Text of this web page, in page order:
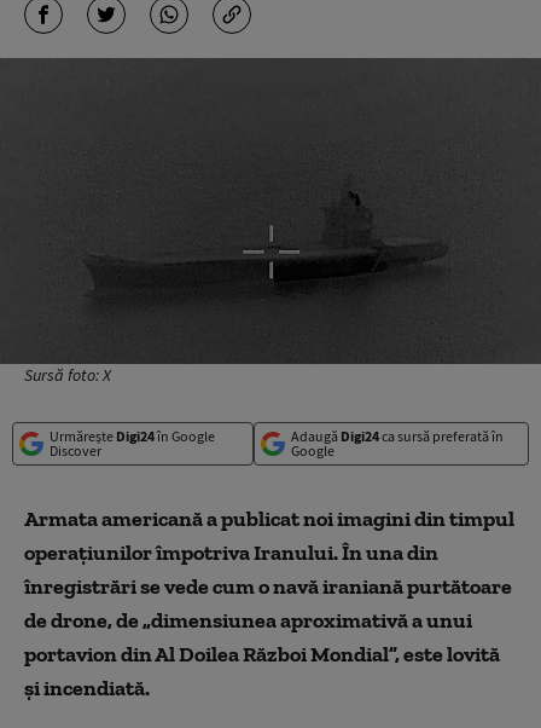
Sursă foto: X
Urmărește Digi24în Google
Discover
Adaugă Digi24ca sursă preferată în
Google
Armata americană a publicat noi imagini din timpul
operațiunilor împotriva Iranului. În una din
înregistrări se vede cum o navă iraniană purtătoare
de drone, de „dimensiunea aproximativă a unui
portavion din Al Doilea Război Mondial”, este lovită
și incendiată.